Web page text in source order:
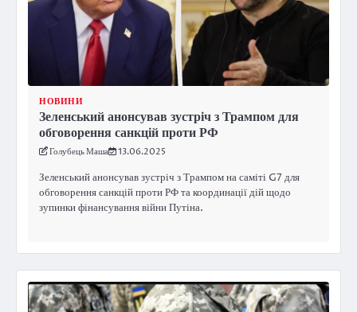
НОВИНИ
Зеленський анонсував зустріч з Трампом для
обговорення санкцій проти РФ
Голубець Маша 13.06.2025
Зеленський анонсував зустріч з Трампом на саміті G7 для
обговорення санкцій проти РФ та координації дій щодо
зупинки фінансування війни Путіна.